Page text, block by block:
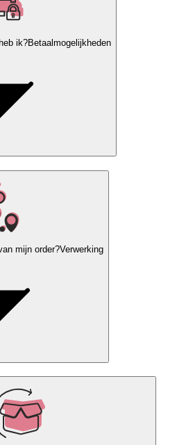
ik?Betaalmogelijkheden
mijn order?Verwerking